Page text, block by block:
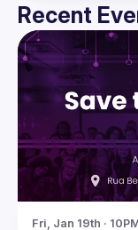
Recent
Fri, Jan 19th ·